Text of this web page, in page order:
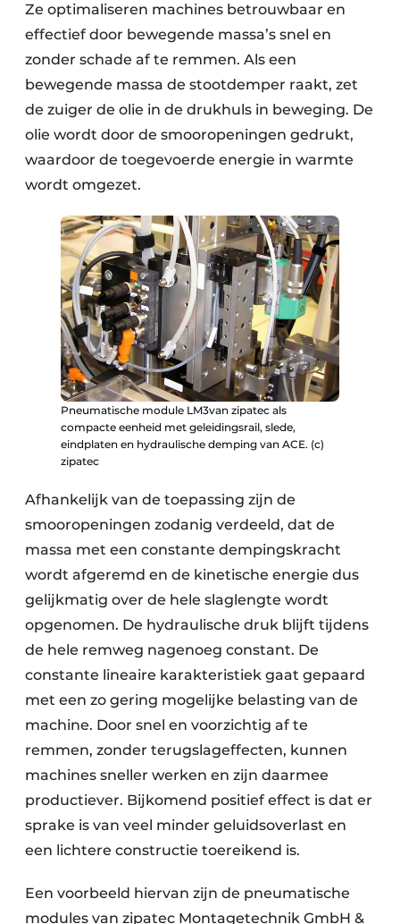
Ze optimaliseren machines betrouwbaar en
effectief door bewegende massa’s snel en
zonder schade af te remmen. Als een
bewegende massa de stootdemper raakt, zet
de zuiger de olie in de drukhuls in beweging. De
olie wordt door de smooropeningen gedrukt,
waardoor de toegevoerde energie in warmte
wordt omgezet.
Pneumatische module LM3van zipatec als
compacte eenheid met geleidingsrail, slede,
eindplaten en hydraulische demping van ACE. (c)
zipatec
Afhankelijk van de toepassing zijn de
smooropeningen zodanig verdeeld, dat de
massa met een constante dempingskracht
wordt afgeremd en de kinetische energie dus
gelijkmatig over de hele slaglengte wordt
opgenomen. De hydraulische druk blijft tijdens
de hele remweg nagenoeg constant. De
constante lineaire karakteristiek gaat gepaard
met een zo gering mogelijke belasting van de
machine. Door snel en voorzichtig af te
remmen, zonder terugslageffecten, kunnen
machines sneller werken en zijn daarmee
productiever. Bijkomend positief effect is dat er
sprake is van veel minder geluidsoverlast en
een lichtere constructie toereikend is.
Een voorbeeld hiervan zijn de pneumatische
modules van zipatec Montagetechnik GmbH &